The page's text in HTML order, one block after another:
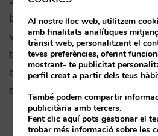
bona pràctica d’obrir la
web dos mesos més que la
teva venda directa es
als clients fidels que
any a l’altre:
Al nostre lloc web, utilitzem
amb finalitats analítiques
trànsit web, personalitzant el
teves preferències, oferint
mostrant- te publicitat
perfil creat a partir dels teus
També podem compartir
publicitària amb tercers.
Fent clic aquí pots gestionar el
trobar més informació sobre les